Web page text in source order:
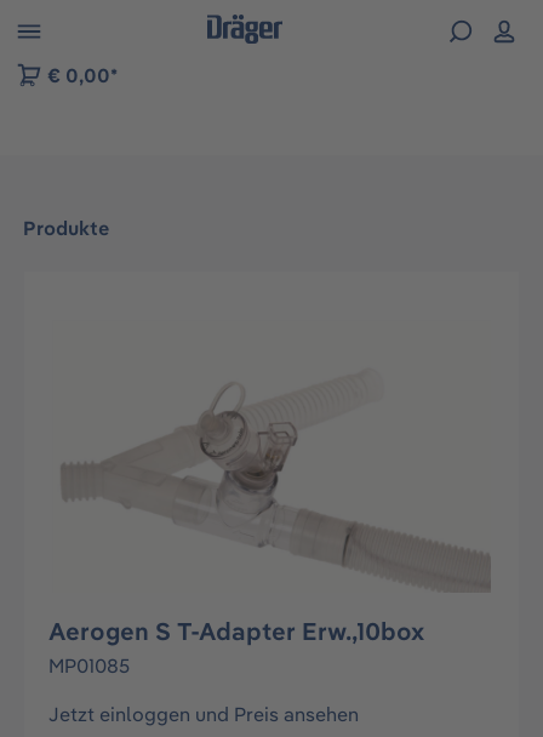
der B2B-Plattform springen
€ 0,00*
Produkte
Aerogen S T-Adapter Erw.,10box
MP01085
Jetzt einloggen und Preis ansehen